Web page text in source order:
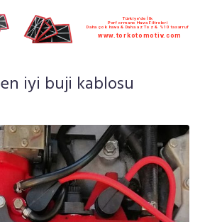
Türkiye'de İlk
Performans Hava Filtreleri
Daha çok hava & Daha az Toz & %10 tasarruf
www.torkotomotiv.com
en iyi buji kablosu